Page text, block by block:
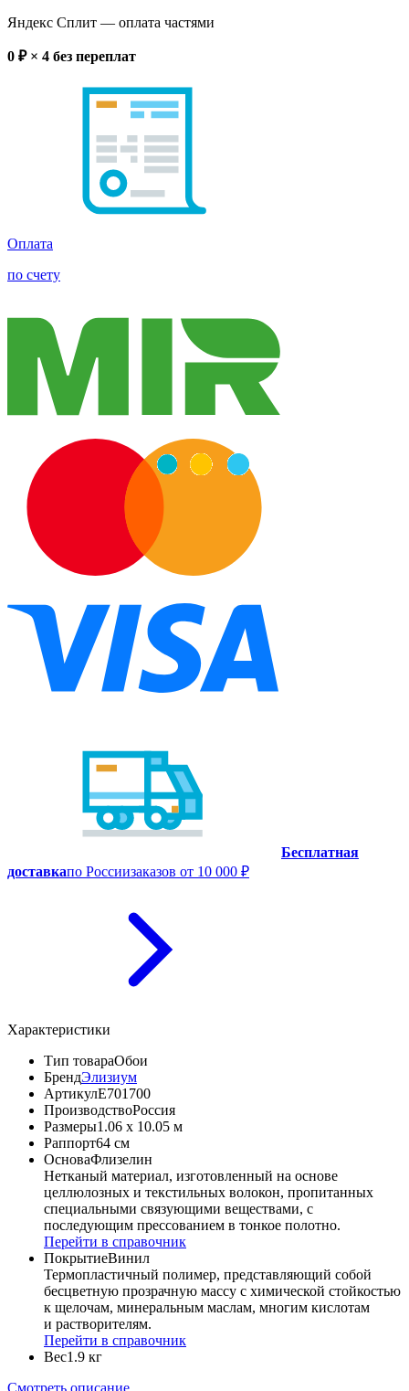
Яндекс Сплит — оплата частями
0 ₽ × 4 без переплат
Оплата
по счету
Бесплатная
доставкапо Россиизаказов от 10 000 ₽
Характеристики
Тип товараОбои
БрендЭлизиум
АртикулЕ701700
ПроизводствоРоссия
Размеры1.06 x 10.05 м
Раппорт64 см
ОсноваФлизелин
Нетканый материал, изготовленный на основе
целлюлозных и текстильных волокон, пропитанных
специальными связующими веществами, с
последующим прессованием в тонкое полотно.
Перейти в справочник
ПокрытиеВинил
Термопластичный полимер, представляющий собой
бесцветную прозрачную массу с химической стойкостью
к щелочам, минеральным маслам, многим кислотам
и растворителям.
Перейти в справочник
Вес1.9 кг
Смотреть описание